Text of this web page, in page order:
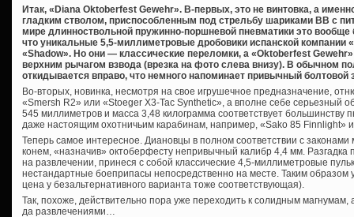
Итак, «Diana Oktoberfest Gewehr». В-первых, это не винтовка, а
гладким стволом, приспособленным под стрельбу шариками ВВ с
мире длинноствольной пружинно-поршневой пневматики это
что уникальные 5,5-миллиметровые дробовики испанской компании
«Shadow». Но они — классические переломки, а «Oktoberfest
верхним рычагом взвода (врезка на фото слева внизу). В обычном
откидывается вправо, что немного напоминает привычный болтовой
Во-вторых, новинка, несмотря на свое игрушечное предназначение,
«Smersh R2» или «Stoeger X3-Tac Synthetic», а вполне себе серьезный
545 миллиметров и масса 3,48 килограмма соответствует большинству
даже настоящим охотничьим карабинам, например, «Sako 85 Finnlight»
Теперь самое интересное. Диановцы в полном соответствии с
конем, «назначив» октоберфесту непривычный калибр 4,4 мм. Разгадка
на развлечении, принеся с собой классические 4,5-миллиметровые
нестандартные боеприпасы непосредственно на месте. Таким образом
цена у безальтернативного варианта тоже соответствующая).
Так, похоже, действительно пора уже переходить к солидным магнумам,
да развлечениями…